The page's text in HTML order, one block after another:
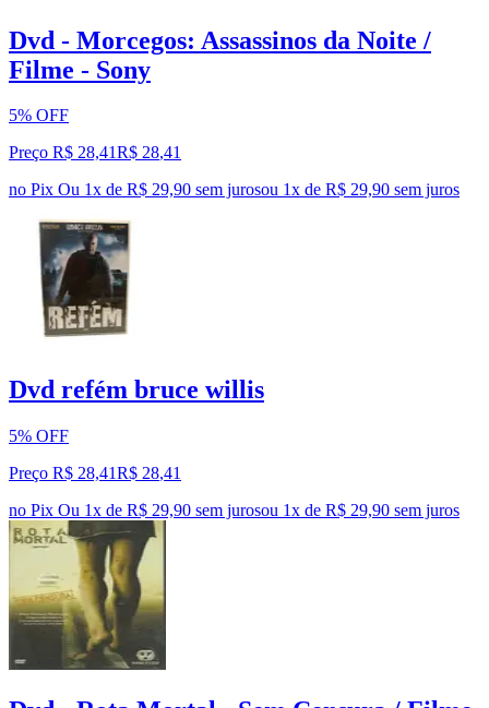
Dvd - Morcegos: Assassinos da Noite /
Filme - Sony
5% OFF
Preço R$ 28,41R$ 28,41
no Pix Ou 1x de R$ 29,90 sem jurosou 1x de R$ 29,90 sem juros
Dvd refém bruce willis
5% OFF
Preço R$ 28,41R$ 28,41
no Pix Ou 1x de R$ 29,90 sem jurosou 1x de R$ 29,90 sem juros